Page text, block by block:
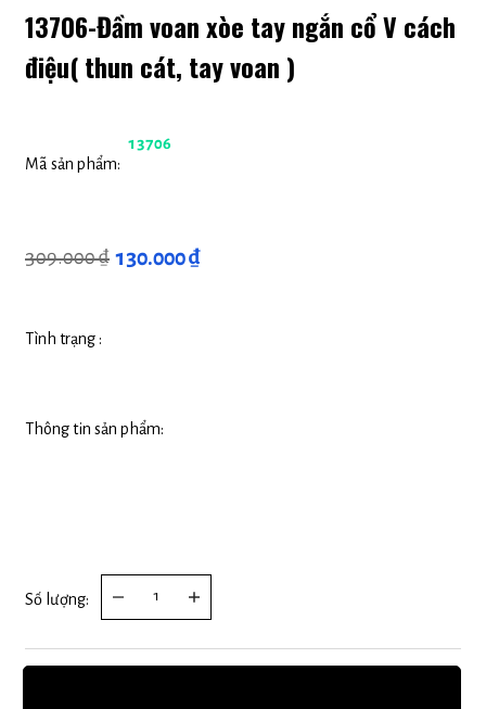
13706-Đầm voan xòe tay ngắn cổ V cách
điệu( thun cát, tay voan )
Mã sản phẩm:
13706
309.000 ₫ 130.000 ₫
Tình trạng :
Thông tin sản phẩm:
Số lượng: